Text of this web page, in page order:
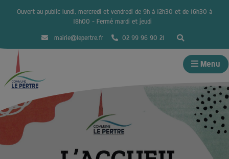
Ouvert au public lundi, mercredi et vendredi de 9h à 12h30 et de 16h30 à
18h00 – Fermé mardi et jeudi
mairie@lepertre.fr 02 99 96 90 21
Menu